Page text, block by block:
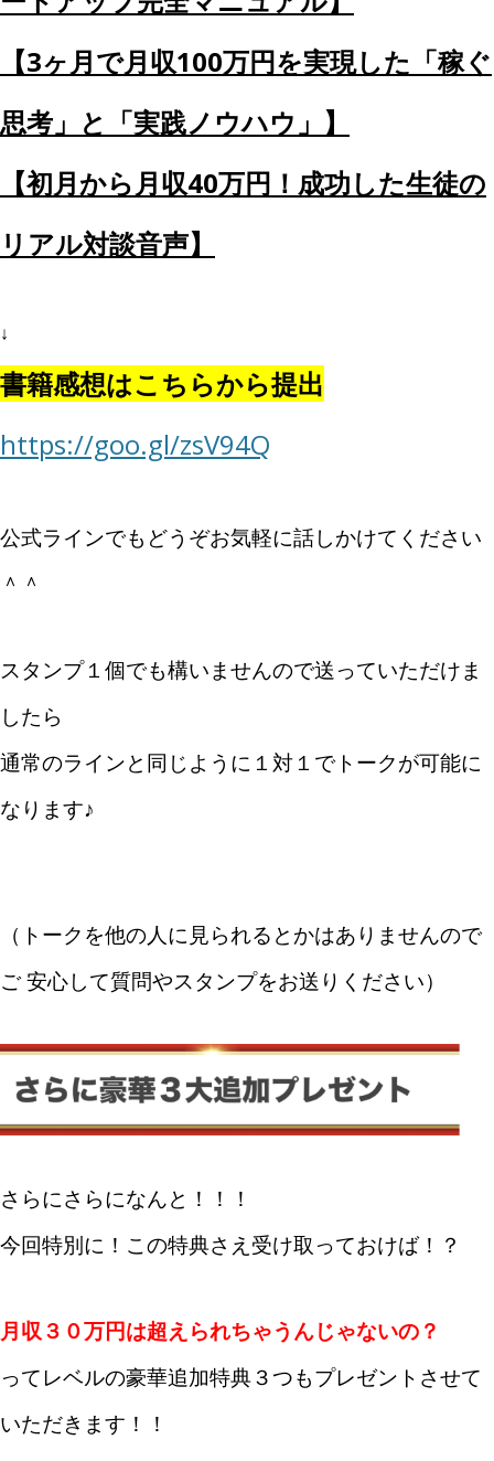
【3ヶ月で月収100万円を実現した「稼ぐ
思考」と「実践ノウハウ」】
【初月から月収40万円！成功した生徒の
リアル対談音声】
↓
書籍感想はこちらから提出
https://goo.gl/zsV94Q
公式ラインでも どうぞお気軽に話しかけてください
＾＾
スタンプ１個でも構いませんので送っていただけま
したら
通常のラインと同じように１対１でトークが可能に
なります♪
（トークを他の人に見られるとかはありませんので
ご 安心して質問やスタンプをお送りください）
さらにさらになんと！！！
今回特別に！この特典さえ受け取っておけば！？
月収３０万円は超えられちゃうんじゃないの？
ってレベルの豪華追加特典３つもプレゼントさせて
いただきます！！